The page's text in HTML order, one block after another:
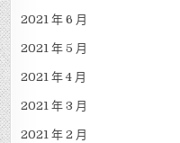
2021 年 6 月
2021 年 5 月
2021 年 4 月
2021 年 3 月
2021 年 2 月